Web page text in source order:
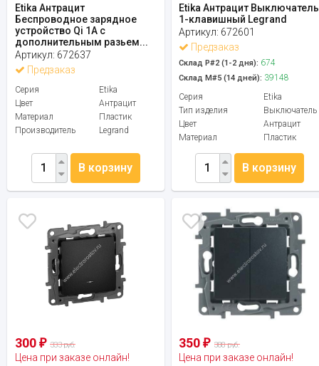
Etika Антрацит
Беспроводное зарядное
устройство Qi 1А с
дополнительным разьем...
Артикул: 672637
Предзаказ
Серия
Etika
Цвет
Антрацит
Материал
Пластик
Производитель
Legrand
В корзину
Etika Антрацит Выключатель
1-клавишный Legrand
Артикул: 672601
Предзаказ
Склад Р#2 (1-2 дня): 674
Склад М#5 (14 дней): 39148
Серия
Etika
Тип изделия
Выключатель
Цвет
Антрацит
Материал
Пластик
В корзину
300 ₽ 333 руб.
Цена при заказе онлайн!
350₽ 388 руб.
Цена при заказе онлайн!